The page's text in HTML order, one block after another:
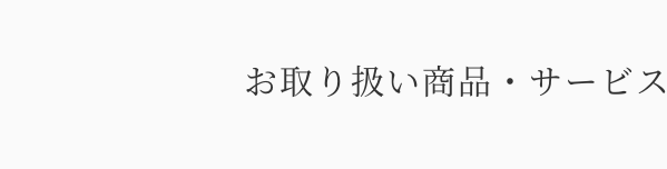
お取り扱い商品・サービス